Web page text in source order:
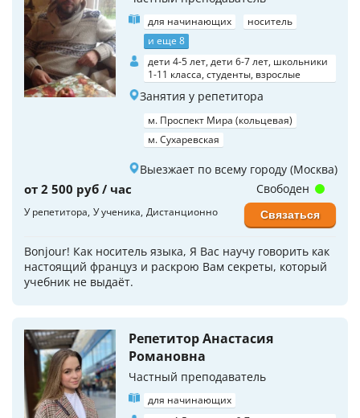
для начинающих
носитель
и еще 8
дети 4-5 лет, дети 6-7 лет, школьники
1-11 класса, студенты, взрослые
Занятия у репетитора
м. Проспект Мира (кольцевая)
м. Сухаревская
Выезжает по всему городу (Москва)
от 2 500 руб / час
У репетитора У ученика Дистанционно
Bonjour! Как носитель языка, Я Вас научу говорить как
настоящий француз и раскрою Вам секреты, который
учебник не выдаёт.
Свободен
Связаться
Репетитор Анастасия
Романовна
Частный преподаватель
для начинающих